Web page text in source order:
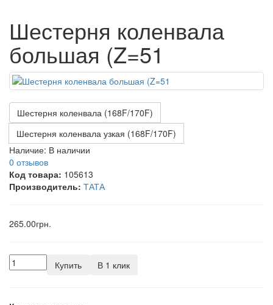
Шестерня коленвала
большая (Z=51
Шестерня коленвала (168F/170F)
Шестерня коленвала узкая (168F/170F)
Наличие: В наличии
0 отзывов
Код товара: 105613
Производитель: ТАТА
265.00грн.
Купить В 1 клик